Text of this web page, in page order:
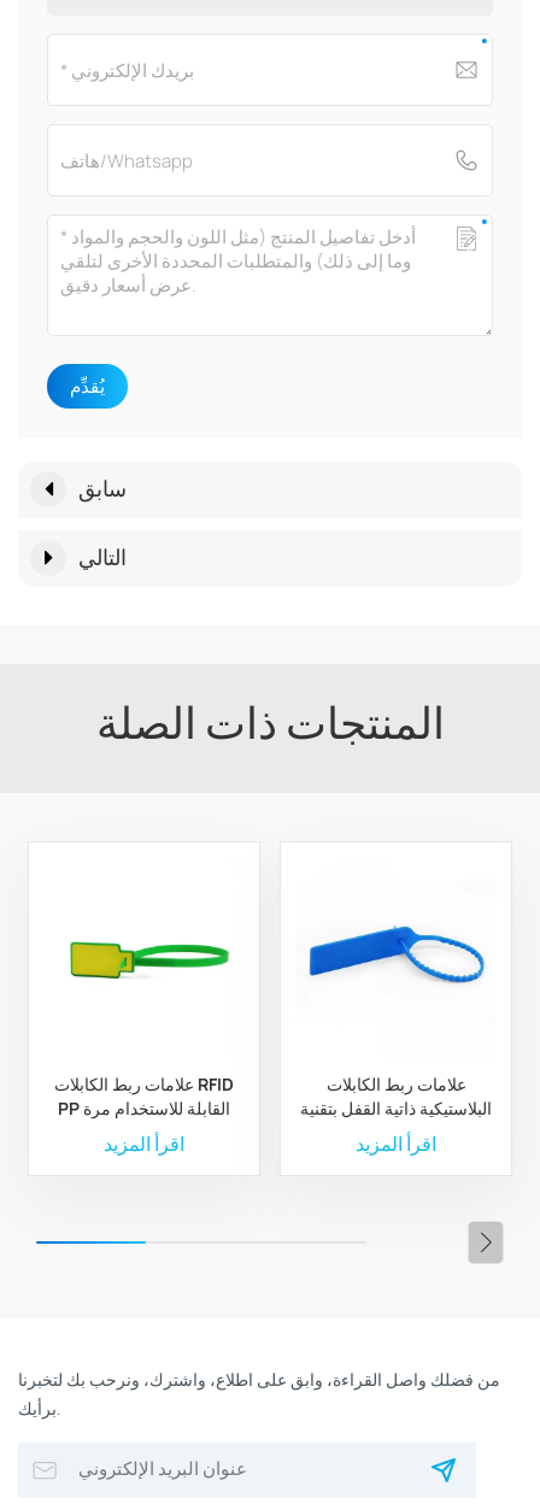
يُقدِّم
سابق
التالي
المنتجات ذات الصلة
علامات ربط الكابلات RFID
PP القابلة للاستخدام مرة
هرتز مع مشبك معدني
اقرأ المزيد
علامات ربط الكابلات
البلاستيكية ذاتية القفل بتقنية
ميجاهرتز
اقرأ المزيد
من فضلك واصل القراءة، وابق على اطلاع، واشترك، ونرحب بك لتخبرنا